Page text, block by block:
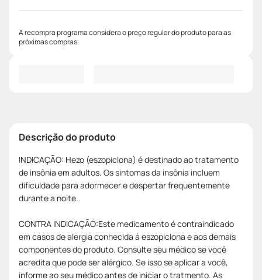
A recompra programa considera o preço regular do produto para as
próximas compras.
Descrição do produto
INDICAÇÃO: Hezo (eszopiclona) é destinado ao tratamento
de insônia em adultos. Os sintomas da insônia incluem
dificuldade para adormecer e despertar frequentemente
durante a noite.
CONTRA INDICAÇÃO:Este medicamento é contraindicado
em casos de alergia conhecida à eszopiclona e aos demais
componentes do produto. Consulte seu médico se você
acredita que pode ser alérgico. Se isso se aplicar a você,
informe ao seu médico antes de iniciar o tratmento. As